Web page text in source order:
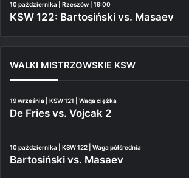
10 października | Rzeszów | 19:00
KSW 122: Bartosiński vs. Masaev
WALKI MISTRZOWSKIE KSW
19 września | KSW 121 | Waga ciężka
De Fries vs. Vojcak 2
10 października | KSW 122 | Waga półśrednia
Bartosiński vs. Masaev